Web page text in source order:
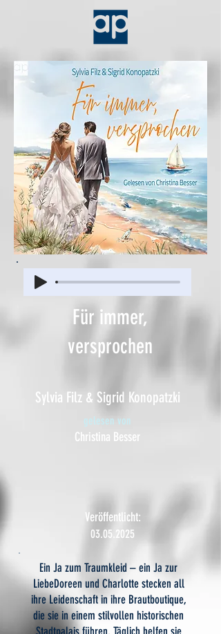
Für immer,
versprochen
Sylvia Filz & Sigrid Konopatzki
gelesen von
Christina Besser
Veröffentlicht:
03.05.2025
Ein Ja zum Traumkleid – ein Ja zur
LiebeDoreen und Charlotte stecken all
ihre Leidenschaft in ihre Brautboutique,
die sie in einem stilvollen historischen
Stadtpalais führen. Täglich helfen sie